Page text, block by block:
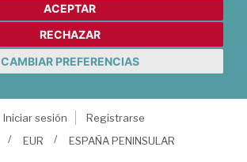
ACEPTAR
RECHAZAR
CAMBIAR PREFERENCIAS
Iniciar sesión
Registrarse
EUR ESPAÑA PENINSULAR